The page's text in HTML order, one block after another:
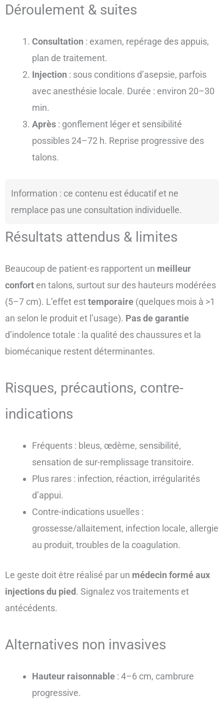
Déroulement & suites
Consultation : examen, repérage des appuis,
plan de traitement.
Injection : sous conditions d’asepsie, parfois
avec anesthésie locale. Durée : environ 20–30
min.
Après : gonflement léger et sensibilité
possibles 24–72 h. Reprise progressive des
talons.
Information : ce contenu est éducatif et ne
remplace pas une consultation individuelle.
Résultats attendus & limites
Beaucoup de patient·es rapportent un meilleur
confort en talons, surtout sur des hauteurs modérées
(5–7 cm). L’effet esttemporaire (quelques mois à >1
an selon le produit et l’usage). Pas de garantie
d’indolence totale : la qualité des chaussures et la
biomécanique restent déterminantes.
Risques, précautions, contre-
indications
Fréquents : bleus, œdème, sensibilité,
sensation de sur-remplissage transitoire.
Plus rares : infection, réaction, irrégularités
d’appui.
Contre-indications usuelles :
grossesse/allaitement, infection locale, allergie
au produit, troubles de la coagulation.
Le geste doit être réalisé par un médecin formé aux
injections du pied. Signalez vos traitements et
antécédents.
Alternatives non invasives
Hauteur raisonnable : 4–6 cm, cambrure
progressive.